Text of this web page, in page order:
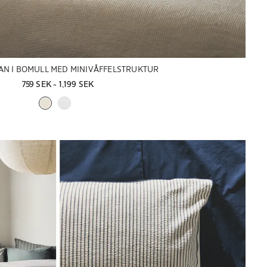
I BOMULL MED MINIVÅFFELSTRUKTUR
759 SEK - 1,199 SEK